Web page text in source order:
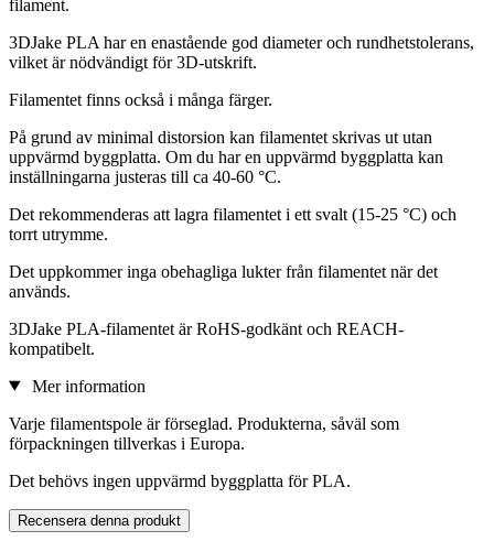
filament.
3DJake PLA har en enastående god diameter och rundhetstolerans,
vilket är nödvändigt för 3D-utskrift.
Filamentet finns också i många färger.
På grund av minimal distorsion kan filamentet skrivas ut utan
uppvärmd byggplatta. Om du har en uppvärmd byggplatta kan
inställningarna justeras till ca 40-60 °C.
Det rekommenderas att lagra filamentet i ett svalt (15-25 °C) och
torrt utrymme.
Det uppkommer inga obehagliga lukter från filamentet när det
används.
3DJake PLA-filamentet är RoHS-godkänt och REACH-
kompatibelt.
Mer information
Varje filamentspole är förseglad. Produkterna, såväl som
förpackningen tillverkas i Europa.
Det behövs ingen uppvärmd byggplatta för PLA.
Recensera denna produkt